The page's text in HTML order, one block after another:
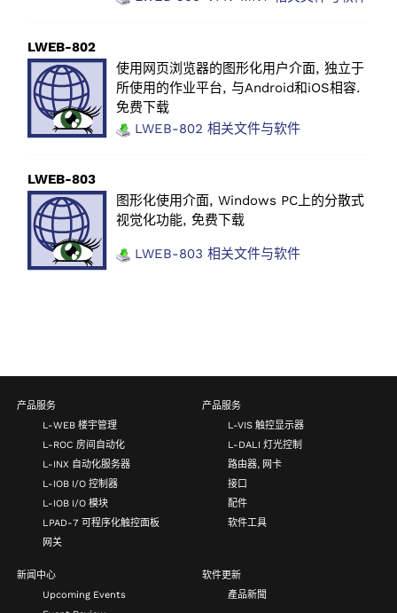
LWEB-802
使用网页浏览器的图形化用户介面, 独立于
所使用的作业平台, 与Android和iOS相容.
免费下载
LWEB-802 相关文件与软件
LWEB-803
图形化使用介面, Windows PC上的分散式
视觉化功能, 免费下载
LWEB-803 相关文件与软件
产品服务
L-WEB 楼宇管理
L-ROC 房间自动化
L-INX 自动化服务器
L-IOB I/O 控制器
L-IOB I/O 模块
LPAD-7 可程序化触控面板
网关
产品服务
L-VIS 触控显示器
L-DALI 灯光控制
路由器, 网卡
接口
配件
软件工具
新闻中心
Upcoming Events
软件更新
產品新聞